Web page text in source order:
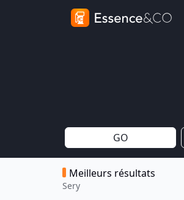
GO
Meilleurs résultats
Sery